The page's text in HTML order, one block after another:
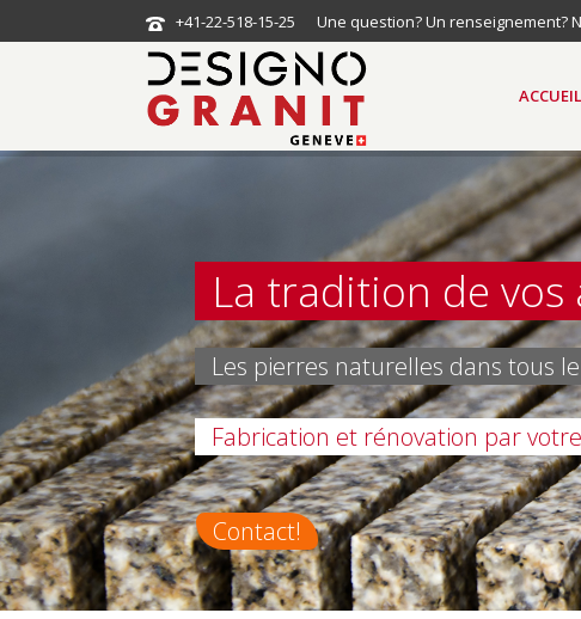
+41-22-518-15-25 Une question? Un renseignement?
ACCUEIL
La tradition de
Les pierres naturelles dans tous
Fabrication et rénovation par
Contact!